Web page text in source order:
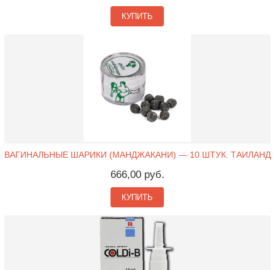
КУПИТЬ
ВАГИНАЛЬНЫЕ ШАРИКИ (МАНДЖАКАНИ) — 10 ШТУК. ТАИЛАНД
666,00 руб.
КУПИТЬ